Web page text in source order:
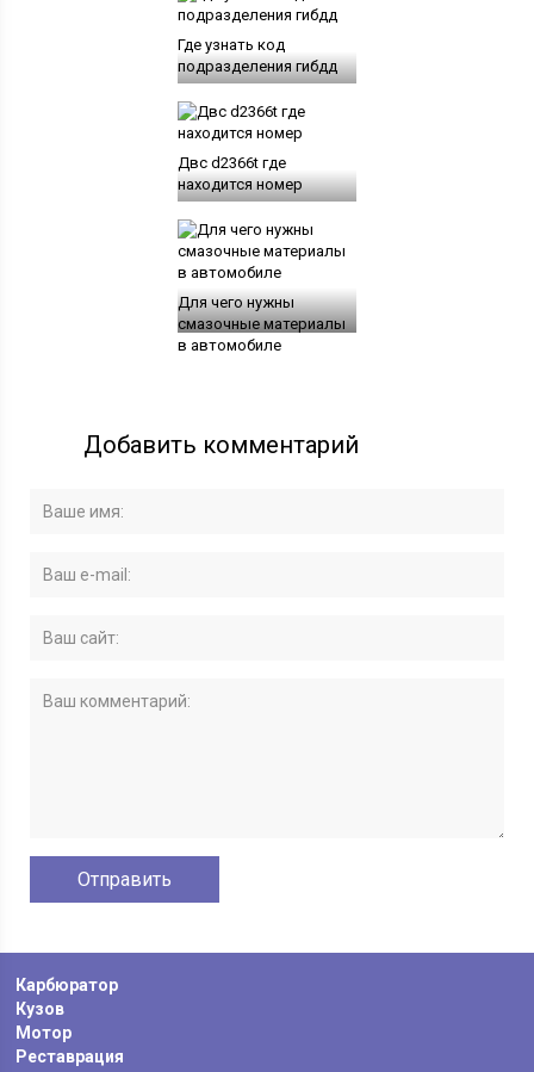
Где узнать код
подразделения гибдд
Двс d2366t где
находится номер
Для чего нужны
смазочные материалы
в автомобиле
Добавить комментарий
Карбюратор
Кузов
Мотор
Реставрация